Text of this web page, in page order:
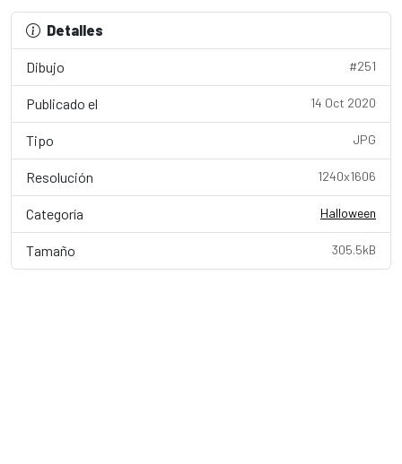
Detalles
Dibujo #251
Publicado el 14 Oct 2020
Tipo JPG
Resolución 1240x1606
Categoría Halloween
Tamaño 305.5kB